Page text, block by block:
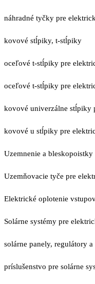
náhradné tyčky pre
kovové stĺpiky, t-stĺpiky
oceľové t-stĺpiky pre
oceľové t-stĺpiky pre
kovové univerzálne stĺpiky
kovové u stĺpiky pre
Uzemnenie a bleskopoistky
Uzemňovacie tyče pre
Elektrické oplotenie
Solárne systémy pre
solárne panely, regulátory
príslušenstvo pre solárne